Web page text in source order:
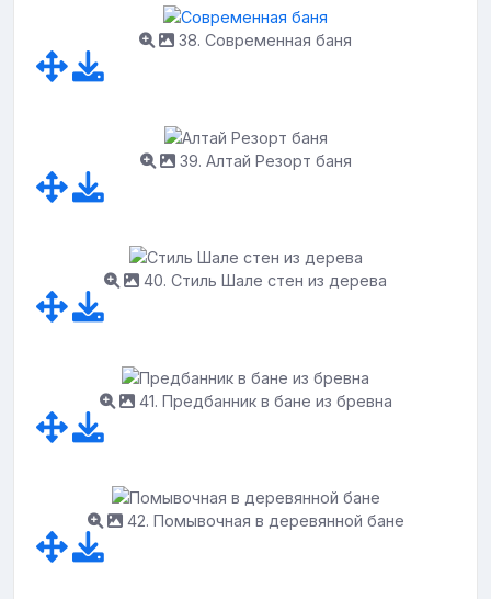
38. Современная баня
39. Алтай Резорт баня
40. Стиль Шале стен из дерева
41. Предбанник в бане из бревна
42. Помывочная в деревянной бане